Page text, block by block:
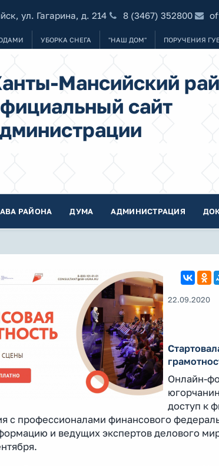
ул. Гагарина, д. 214 8 (3467) 352800
УБОРКА СНЕГА "НАШ ДОМ" ПОРУЧЕНИЯ
Мансийский
сайт
РАЙОНА ДУМА АДМИНИСТРАЦИЯ
22.09.2020
Онлайн-
доступ к
с профессионалами финансового
и ведущих экспертов делового